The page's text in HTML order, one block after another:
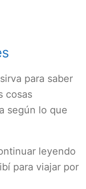
para saber
cosas
según lo que
leyendo
para viajar por